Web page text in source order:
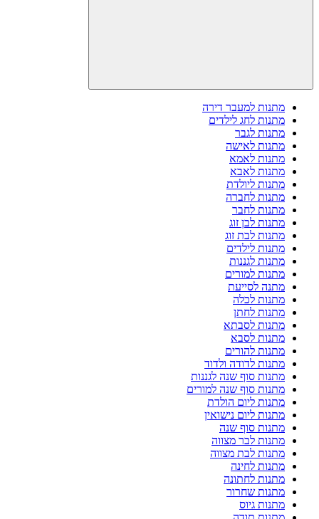
מתנות למעבר דירה
מתנות לחג לילדים
מתנות לגבר
מתנות לאישה
מתנות לאמא
מתנות לאבא
מתנות ליולדת
מתנות לחברה
מתנות לחבר
מתנות לבן זוג
מתנות לבת זוג
מתנות לילדים
מתנות לגננות
מתנות למורים
מתנה לסייעת
מתנות לכלה
מתנות לחתן
מתנות לסבתא
מתנות לסבא
מתנות להורים
מתנות לדודה ולדוד
מתנות סוף שנה לגננות
מתנות סוף שנה למורים
מתנות ליום הולדת
מתנות ליום נישואין
מתנות סוף שנה
מתנות לבר מצווה
מתנות לבת מצווה
מתנות לחינה
מתנות לחתונה
מתנות שחרור
מתנות גיוס